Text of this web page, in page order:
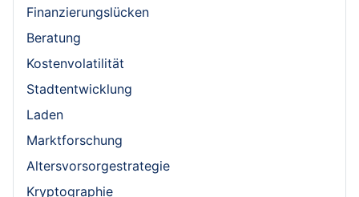
Finanzierungslücken
Beratung
Kostenvolatilität
Stadtentwicklung
Laden
Marktforschung
Altersvorsorgestrategie
Kryptographie